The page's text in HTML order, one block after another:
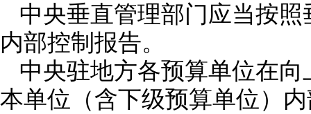
中央垂直管理部门应当按
内部控制报告。
中央驻地方各预算单位在
本单位（含下级预算单位）